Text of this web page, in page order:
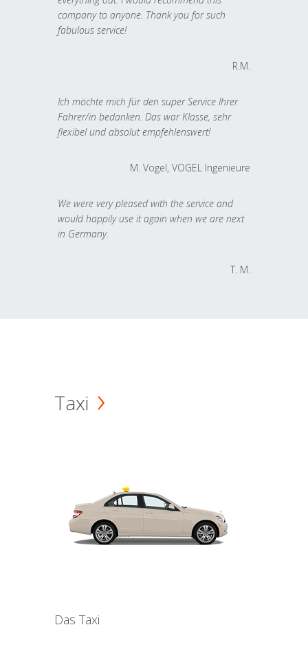
company to anyone. Thank you for such
fabulous service!
R.M.
Ich möchte mich für den super Service Ihrer
Fahrer/in bedanken. Das war Klasse, sehr
flexibel und absolut empfehlenswert!
M. Vogel, VOGEL Ingenieure
We were very pleased with the service and
would happily use it again when we are next
in Germany.
T. M.
Taxi
Das Taxi